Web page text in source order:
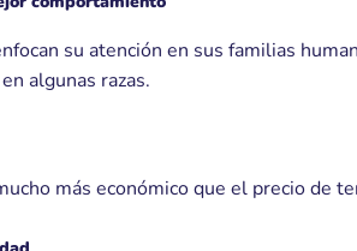
su atención en sus familias
algunas razas.
más económico que el precio de